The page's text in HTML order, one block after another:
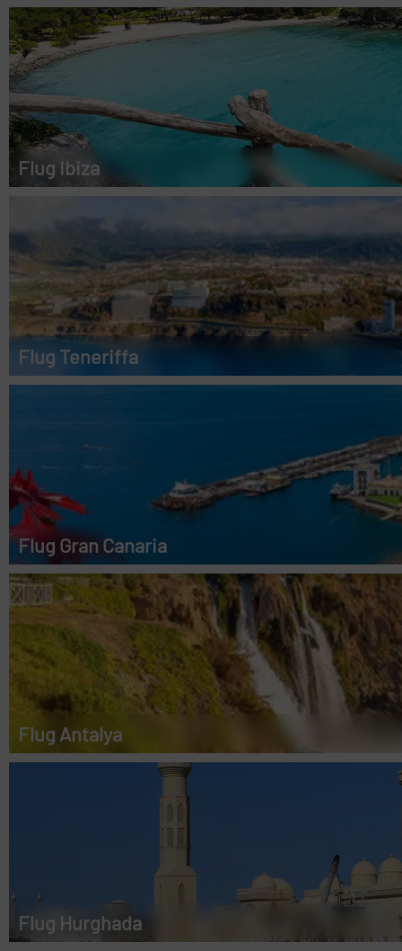
Flug Ibiza
Flug Teneriffa
Flug Gran Canaria
Flug Antalya
Flug Hurghada